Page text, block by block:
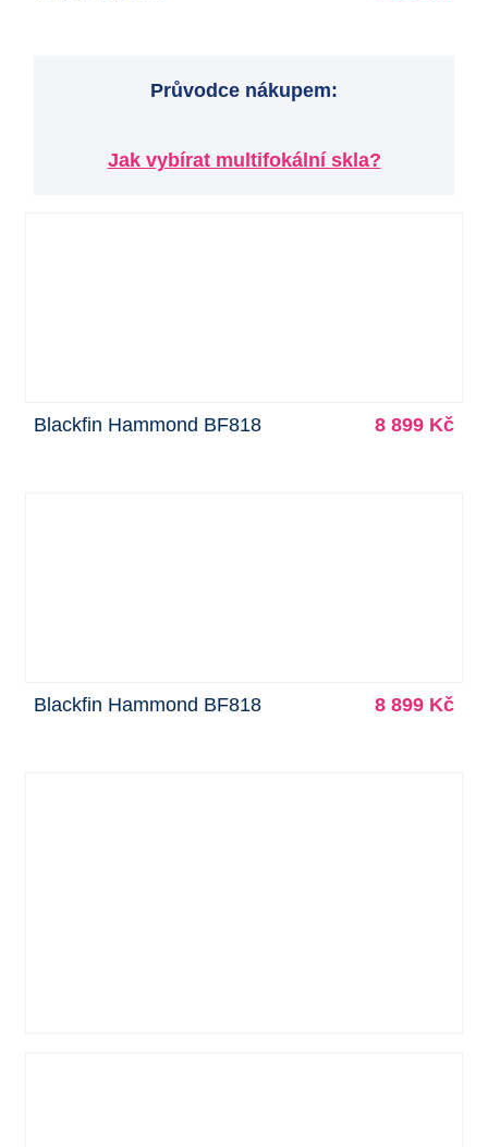
Průvodce nákupem:
Jak vybírat multifokální skla?
Blackfin Hammond BF818 8 899 Kč
Blackfin Hammond BF818 8 899 Kč